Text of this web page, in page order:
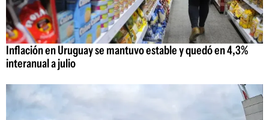
Inflación en Uruguay se mantuvo estable y quedó en 4,3%
interanual a julio